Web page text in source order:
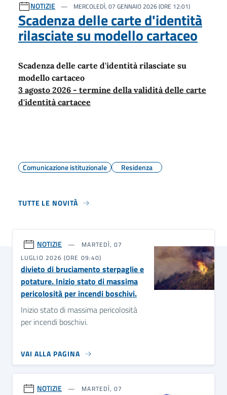
NOTIZIE MERCOLEDÌ, 07 GENNAIO 2026 (ORE 12:01)
Scadenza delle carte d'identità
rilasciate su modello cartaceo
Scadenza delle carte d'identità rilasciate su
modello cartaceo
3 agosto 2026 - termine della validità delle carte
d'identità cartacee
Comunicazione istituzionale Residenza
TUTTE LE NOVITÀ
NOTIZIE
MARTEDÌ, 07
LUGLIO 2026 (ORE 09:40)
divieto di bruciamento sterpaglie e
potature. Inizio stato di massima
pericolosità per incendi boschivi.
Inizio stato di massima pericolosità
per incendi boschivi.
VAI ALLA PAGINA
NOTIZIE
MARTEDÌ, 07